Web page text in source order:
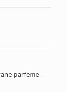
parfeme.